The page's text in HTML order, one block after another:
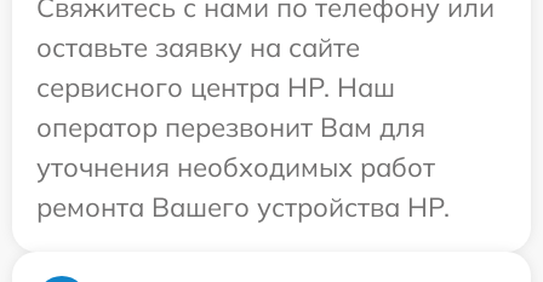
Свяжитесь с нами по телефону или
оставьте заявку на сайте
сервисного центра HP. Наш
оператор перезвонит Вам для
уточнения необходимых работ
ремонта Вашего устройства HP.